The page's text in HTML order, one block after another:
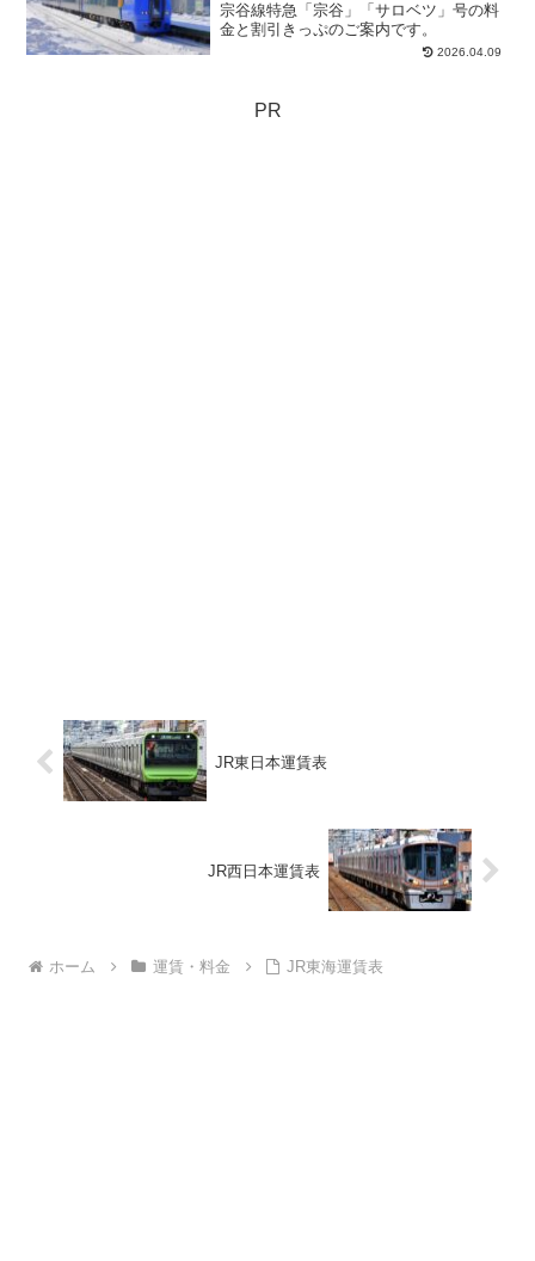
宗谷線特急「宗谷」「サロベツ」号の料
金と割引きっぷのご案内です。
2026.04.09
PR
JR東日本運賃表
JR西日本運賃表
ホーム 運賃・料金 JR東海運賃表